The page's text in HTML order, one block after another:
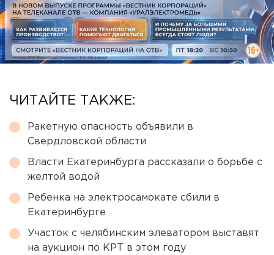
ЧИТАЙТЕ ТАКЖЕ:
Ракетную опасность объявили в
Свердловской области
Власти Екатеринбурга рассказали о борьбе с
желтой водой
Ребенка на электросамокате сбили в
Екатеринбурге
Участок с челябинским элеватором выставят
на аукцион по КРТ в этом году